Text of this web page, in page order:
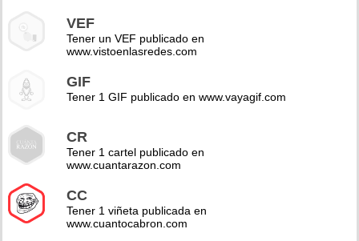
VEF
Tener un VEF publicado en
www.vistoenlasredes.com
GIF
Tener 1 GIF publicado en www.vayagif.com
CR
Tener 1 cartel publicado en
www.cuantarazon.com
CC
Tener 1 viñeta publicada en
www.cuantocabron.com